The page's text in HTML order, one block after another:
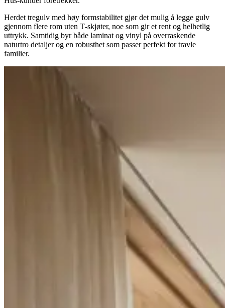
Herdet tregulv med høy formstabilitet gjør det mulig å legge gulv
gjennom flere rom uten T‑skjøter, noe som gir et rent og helhetlig
uttrykk. Samtidig byr både laminat og vinyl på overraskende
naturtro detaljer og en robusthet som passer perfekt for travle
familier.